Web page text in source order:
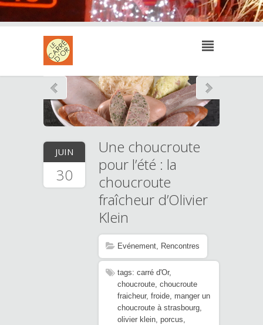
JUIN
30
Une choucroute
pour l’été : la
choucroute
fraîcheur d’Olivier
Klein
Evénement, Rencontres
tags: carré d'Or,
choucroute, choucroute
fraicheur, froide, manger un
choucroute à strasbourg,
olivier klein, porcus,